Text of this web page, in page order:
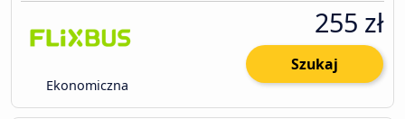
Ekonomiczna
255 zł
Szukaj